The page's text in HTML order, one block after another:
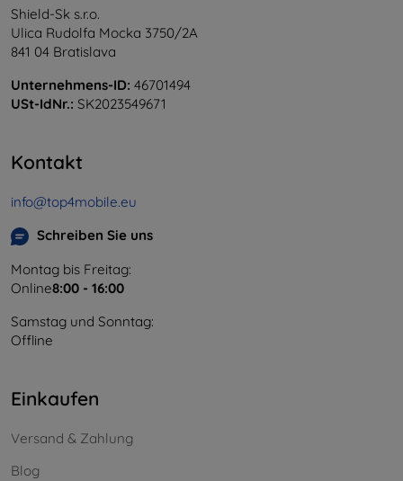
Shield-Sk s.r.o.
Ulica Rudolfa Mocka 3750/2A
841 04 Bratislava
Unternehmens-ID: 46701494
USt-IdNr.: SK2023549671
Kontakt
info@top4mobile.eu
Schreiben Sie uns
Montag bis Freitag:
Online8:00 - 16:00
Samstag und Sonntag:
Offline
Einkaufen
Versand & Zahlung
Blog